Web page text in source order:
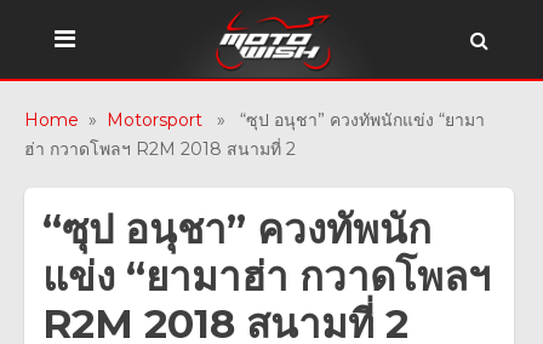
Home » Motorsport » “ซุป อนุชา” ควงทัพนักแข่ง “ยามา
ฮ่า กวาดโพลฯ R2M 2018 สนามที่ 2
“ซุป อนุชา” ควงทัพนัก
แข่ง “ยามาฮ่า กวาดโพลฯ
R2M 2018 สนามที่ 2